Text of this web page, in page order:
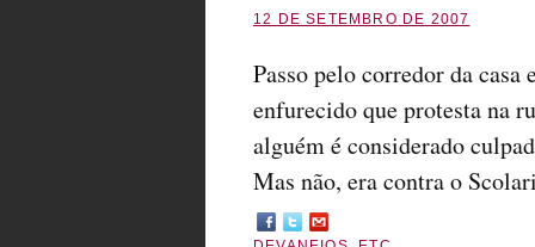
12 DE SETEMBRO DE 2007
Passo pelo corredor da
enfurecido que protesta na
alguém é considerado
Mas não, era contra o